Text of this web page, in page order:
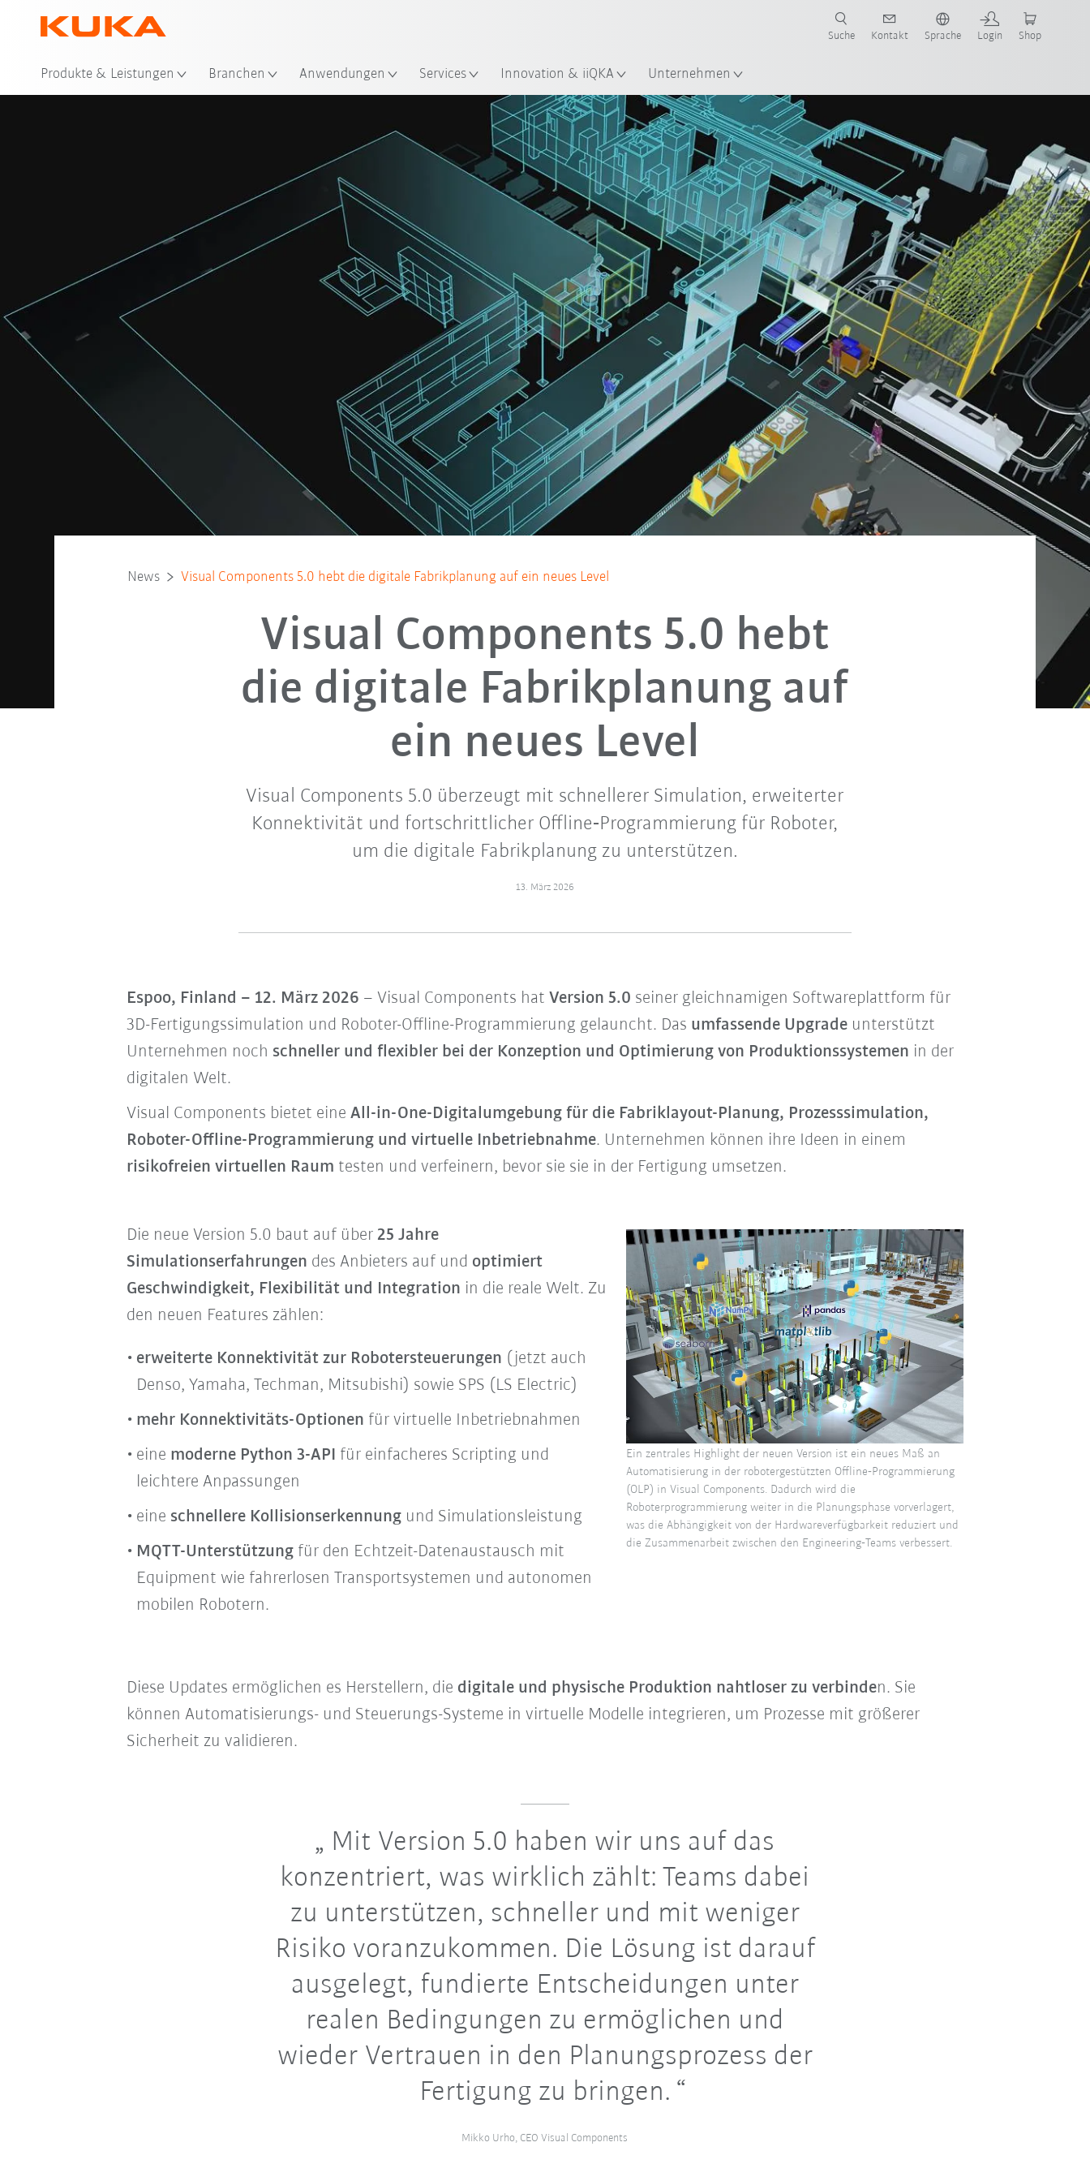
Produkte & Leistungen Branchen Anwendungen Services Innovation & iiQKA Unternehmen
Suche Kontakt Sprache Login Shop
News Visual Components 5.0 hebt die digitale Fabrikplanung auf ein neues Level
Visual Components 5.0 hebt
die digitale Fabrikplanung auf
ein neues Level
Visual Components 5.0 überzeugt mit schnellerer Simulation, erweiterter
Konnektivität und fortschrittlicher Offline‑Programmierung für Roboter,
um die digitale Fabrikplanung zu unterstützen.
13. März 2026
Espoo, Finland – 12. März 2026 – Visual Components hat Version 5.0 seiner gleichnamigen Softwareplattform für
3D-Fertigungssimulation und Roboter-Offline-Programmierung gelauncht. Das umfassende Upgradeunterstützt
Unternehmen noch schneller und flexibler bei der Konzeption und Optimierung von Produktionssystemen in der
digitalen Welt.
Visual Components bietet eine All-in-One-Digitalumgebung für die Fabriklayout-Planung, Prozesssimulation,
Roboter-Offline-Programmierung und virtuelle Inbetriebnahme. Unternehmen können ihre Ideen in einem
risikofreien virtuellen Raum testen und verfeinern, bevor sie sie in der Fertigung umsetzen.
Die neue Version 5.0 baut auf über 25 Jahre
Simulationserfahrungen des Anbieters auf und optimiert
Geschwindigkeit, Flexibilität und Integration in die reale Welt. Zu
den neuen Features zählen:
erweiterte Konnektivität zur Robotersteuerungen (jetzt auch
Denso, Yamaha, Techman, Mitsubishi) sowie SPS (LS Electric)
mehr Konnektivitäts-Optionen für virtuelle Inbetriebnahmen
eine moderne Python 3-API für einfacheres Scripting und
leichtere Anpassungen
eine schnellere Kollisionserkennungund Simulationsleistung
MQTT-Unterstützungfür den Echtzeit-Datenaustausch mit
Equipment wie fahrerlosen Transportsystemen und autonomen
mobilen Robotern.
Ein zentrales Highlight der neuen Version ist ein neues Maß an
Automatisierung in der robotergestützten Offline‑Programmierung
(OLP) in Visual Components. Dadurch wird die
Roboterprogrammierung weiter in die Planungsphase vorverlagert,
was die Abhängigkeit von der Hardwareverfügbarkeit reduziert und
die Zusammenarbeit zwischen den Engineering‑Teams verbessert.
Diese Updates ermöglichen es Herstellern, die digitale und physische Produktion nahtloser zu verbinden. Sie
können Automatisierungs- und Steuerungs-Systeme in virtuelle Modelle integrieren, um Prozesse mit größerer
Sicherheit zu validieren.
Mit Version 5.0 haben wir uns auf das
konzentriert, was wirklich zählt: Teams dabei
zu unterstützen, schneller und mit weniger
Risiko voranzukommen. Die Lösung ist darauf
ausgelegt, fundierte Entscheidungen unter
realen Bedingungen zu ermöglichen und
wieder Vertrauen in den Planungsprozess der
Fertigung zu bringen.
Mikko Urho, CEO Visual Components